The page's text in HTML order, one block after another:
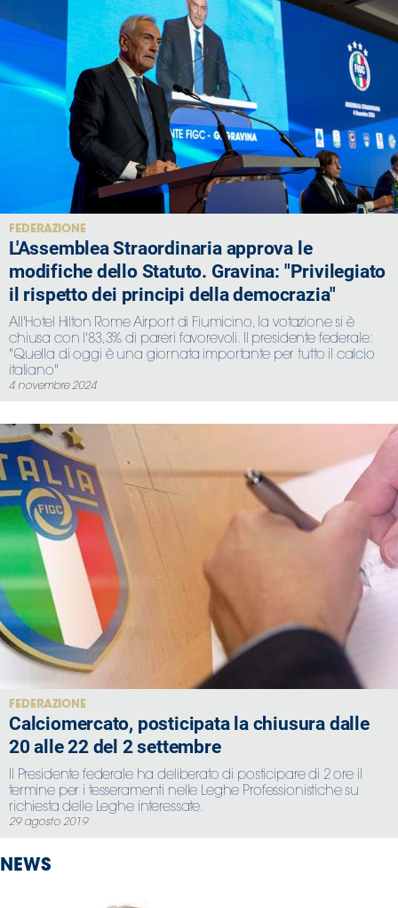
FEDERAZIONE
L'Assemblea Straordinaria approva le
modifiche dello Statuto. Gravina: "Privilegiato
il rispetto dei principi della democrazia"
All'Hotel Hilton Rome Airport di Fiumicino, la votazione si è
chiusa con l'83,3% di pareri favorevoli. Il presidente federale:
"Quella di oggi è una giornata importante per tutto il calcio
italiano"
4 novembre 2024
FEDERAZIONE
Calciomercato, posticipata la chiusura dalle
20 alle 22 del 2 settembre
Il Presidente federale ha deliberato di posticipare di 2 ore il
termine per i tesseramenti nelle Leghe Professionistiche su
richiesta delle Leghe interessate.
29 agosto 2019
NEWS